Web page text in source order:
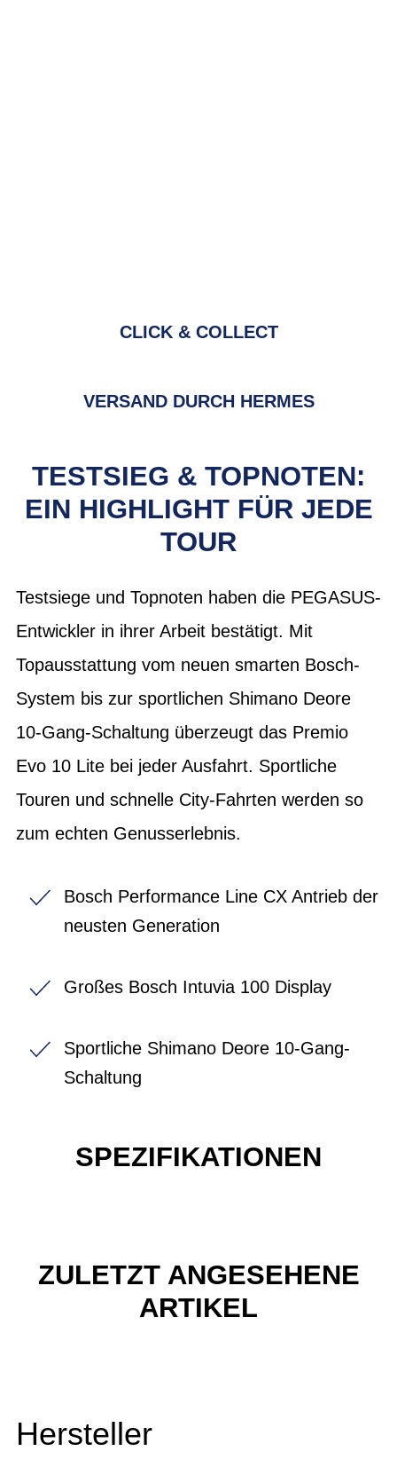
CLICK & COLLECT
VERSAND DURCH HERMES
TESTSIEG & TOPNOTEN:
EIN HIGHLIGHT FÜR JEDE
TOUR
Testsiege und Topnoten haben die PEGASUS-
Entwickler in ihrer Arbeit bestätigt. Mit
Topausstattung vom neuen smarten Bosch-
System bis zur sportlichen Shimano Deore
10-Gang-Schaltung überzeugt das Premio
Evo 10 Lite bei jeder Ausfahrt. Sportliche
Touren und schnelle City-Fahrten werden so
zum echten Genusserlebnis.
Bosch Performance Line CX Antrieb der
neusten Generation
Großes Bosch Intuvia 100 Display
Sportliche Shimano Deore 10-Gang-
Schaltung
SPEZIFIKATIONEN
ZULETZT ANGESEHENE
ARTIKEL
Hersteller